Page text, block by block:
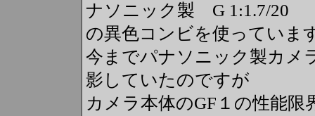
ナソニック製 G 1:1.7/20
の異色コンビを使っていま
今までパナソニック製カ
影していたのですが
カメラ本体のGF１の性能